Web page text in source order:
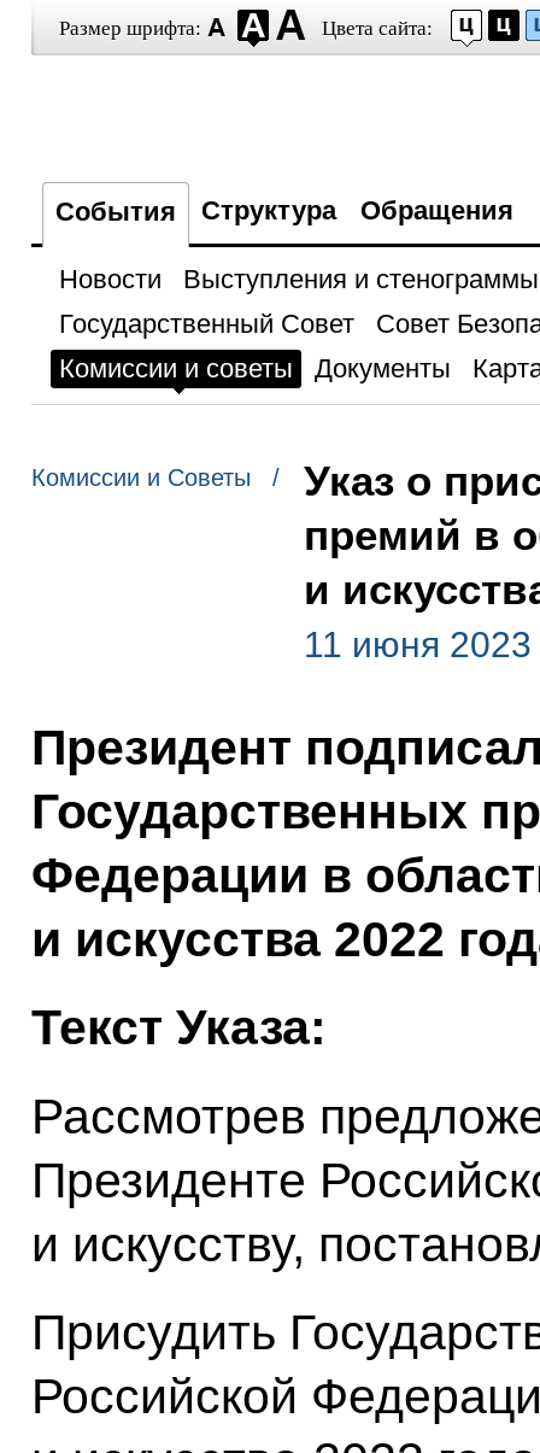
Размер шрифта: Цвета сайта:
События Структура Обращения
Новости
Выступления и стенограммы
Государственный Совет
Совет
Комиссии и советы
Документы
Комиссии и Советы /
Указ о
премий в
и
11 июня 2023
Президент
Государственных
Федерации в
и искусства 2022
Текст Указа:
Рассмотрев
Президенте
и искусству,
Присудить
Российской